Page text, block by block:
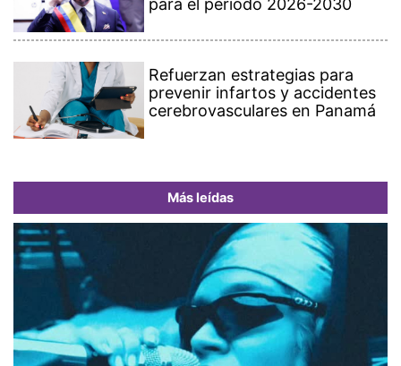
para el periodo 2026-2030
Refuerzan estrategias para
prevenir infartos y accidentes
cerebrovasculares en Panamá
Más leídas